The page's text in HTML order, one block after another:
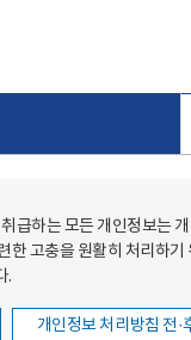
급하는 모든 개인정보는
한 고충을 원활히 처리하
.
개인정보 처리방침 전·